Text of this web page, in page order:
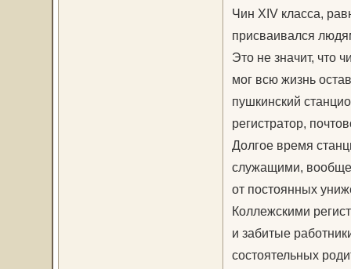
Чин XIV класса,
присваивался
Это не значит, что
мог всю жизнь
пушкинский
регистратор,
Долгое время
служащими, вообще
от постоянных
Коллежскими
и забитые
состоятельных